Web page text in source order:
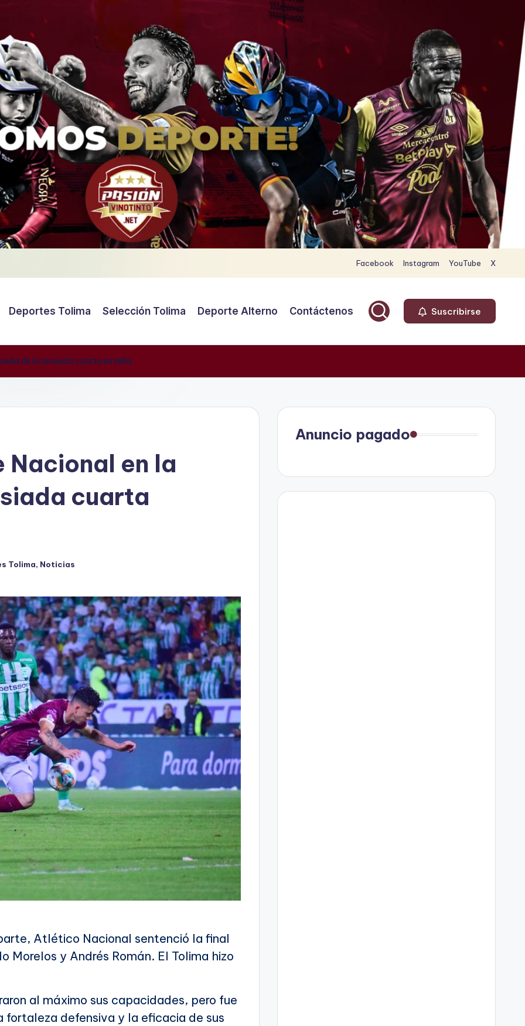
Facebook Instagram YouTube X
Deportes Tolima Selección Tolima Deporte Alterno Contáctenos Suscribirse
de la ansiada cuarta estrella
Nacional en la
cuarta
Tolima, Noticias
Atlético Nacional sentenció la final
Morelos y Andrés Román. El Tolima hizo
al máximo sus capacidades, pero fue
fortaleza defensiva y la eficacia de sus
Anuncio pagado